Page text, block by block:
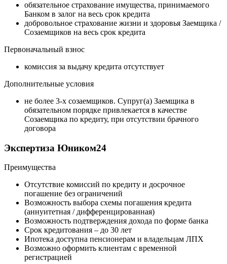
обязательное страхование имущества, принимаемого
Банком в залог на весь срок кредита
добровольное страхование жизни и здоровья Заемщика /
Созаемщиков на весь срок кредита
Первоначальный взнос
комиссия за выдачу кредита отсутствует
Дополнительные условия
не более 3-х созаемщиков. Супруг(а) Заемщика в
обязательном порядке привлекается в качестве
Созаемщика по кредиту, при отсутствии брачного
договора
Экспертиза Юником24
Преимущества
Отсутствие комиссий по кредиту и досрочное
погашение без ограничений
Возможность выбора схемы погашения кредита
(аннуитетная / дифференцированная)
Возможность подтверждения дохода по форме банка
Срок кредитования – до 30 лет
Ипотека доступна пенсионерам и владельцам ЛПХ
Возможно оформить клиентам с временной
регистрацией